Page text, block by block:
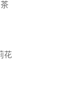
花